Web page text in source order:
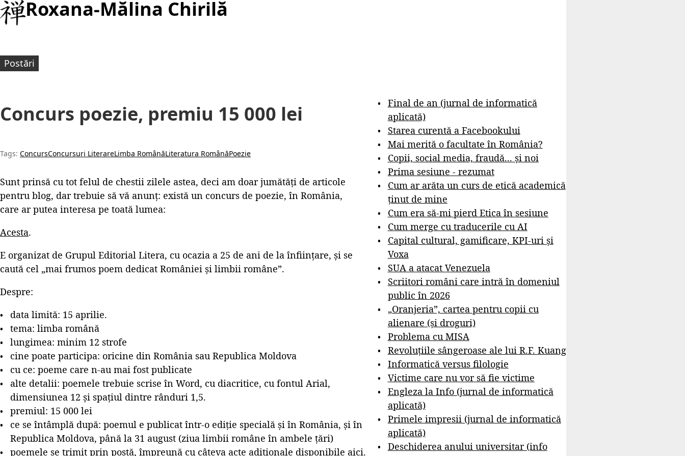
Roxana-Mălina Chirilă
Postări
Concurs poezie, premiu 15 000 lei
Tags: ConcursConcursuri LiterareLimba RomânăLiteratura RomânăPoezie
Sunt prinsă cu tot felul de chestii zilele astea, deci am doar jumătăți de articole
pentru blog, dar trebuie să vă anunț: există un concurs de poezie, în România,
care ar putea interesa pe toată lumea:
Acesta.
E organizat de Grupul Editorial Litera, cu ocazia a 25 de ani de la înființare, și se
caută cel „mai frumos poem dedicat României și limbii române”.
Despre:
data limită: 15 aprilie.
tema: limba română
lungimea: minim 12 strofe
cine poate participa: oricine din România sau Republica Moldova
cu ce: poeme care n-au mai fost publicate
alte detalii: poemele trebuie scrise în Word, cu diacritice, cu fontul Arial,
dimensiunea 12 și spațiul dintre rânduri 1,5.
premiul: 15 000 lei
ce se întâmplă după: poemul e publicat într-o ediție specială și în România, și în
Republica Moldova, până la 31 august (ziua limbii române în ambele țări)
poemele se trimit prin poștă, împreună cu câteva acte adiționale disponibile aici.
Final de an (jurnal de informatică
aplicată)
Starea curentă a Facebookului
Mai merită o facultate în România?
Copii, social media, fraudă... și noi
Prima sesiune - rezumat
Cum ar arăta un curs de etică academică
ținut de mine
Cum era să-mi pierd Etica în sesiune
Cum merge cu traducerile cu AI
Capital cultural, gamificare, KPI-uri și
Voxa
SUA a atacat Venezuela
Scriitori români care intră în domeniul
public în 2026
„Oranjeria”, cartea pentru copii cu
alienare (și droguri)
Problema cu MISA
Revoluțiile sângeroase ale lui R.F. Kuang
Informatică versus filologie
Victime care nu vor să fie victime
Engleza la Info (jurnal de informatică
aplicată)
Primele impresii (jurnal de informatică
aplicată)
Deschiderea anului universitar (info